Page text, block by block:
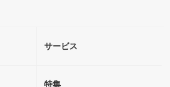
サービス
特集